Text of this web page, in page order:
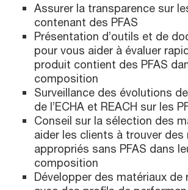
Assurer la transparence sur
contenant des PFAS
Présentation d’outils et de
pour vous aider à évaluer
produit contient des PFAS
composition
Surveillance des évolutions
de l’ECHA et REACH sur les
Conseil sur la sélection des
aider les clients à trouver des
appropriés sans PFAS dans
composition
Développer des matériaux de